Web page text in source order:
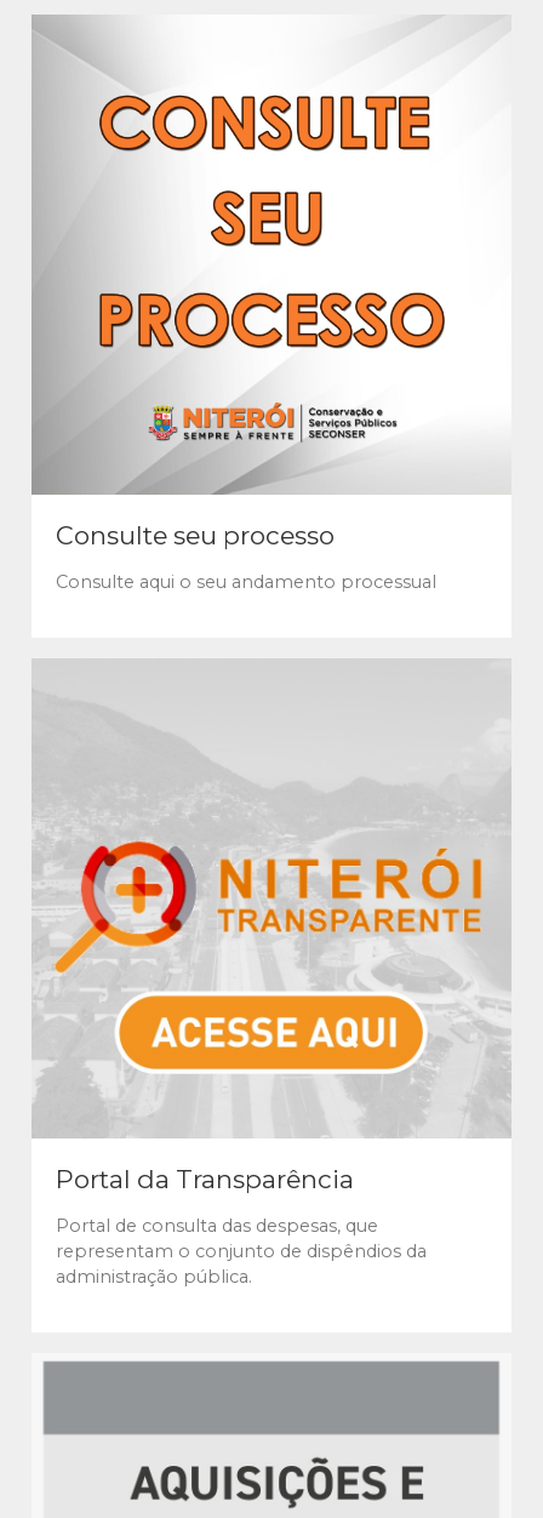
Consulte seu processo
Consulte aqui o seu andamento processual
Portal da Transparência
Portal de consulta das despesas, que
representam o conjunto de dispêndios da
administração pública.